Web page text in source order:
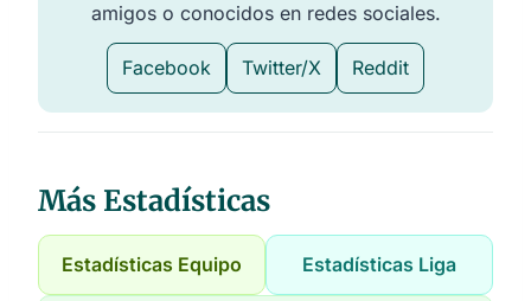
amigos o conocidos en redes sociales.
Facebook Twitter/X Reddit
Más Estadísticas
Estadísticas Equipo Estadísticas Liga